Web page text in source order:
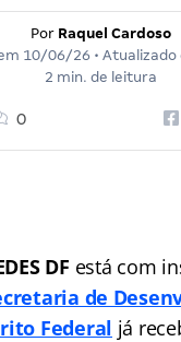
Por Raquel Cardoso
10/06/26 • Atualizado
2 min. de leitura
0
DF está com
de
Federal já